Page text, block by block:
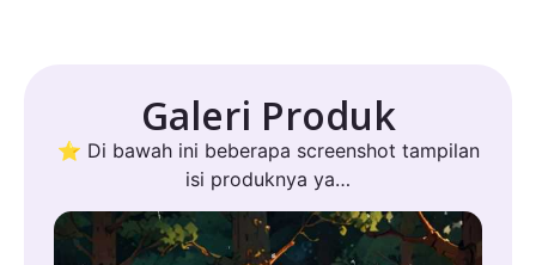
Galeri Produk
⭐ Di bawah ini beberapa screenshot tampilan
isi produknya ya…